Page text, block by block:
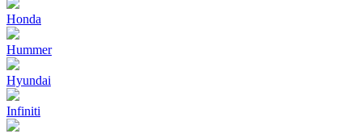
Honda
Hummer
Hyundai
Infiniti